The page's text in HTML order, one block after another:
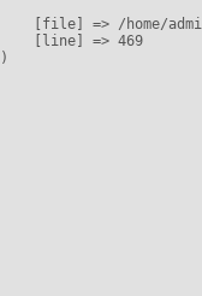
[file] => /home/
    [line] => 469